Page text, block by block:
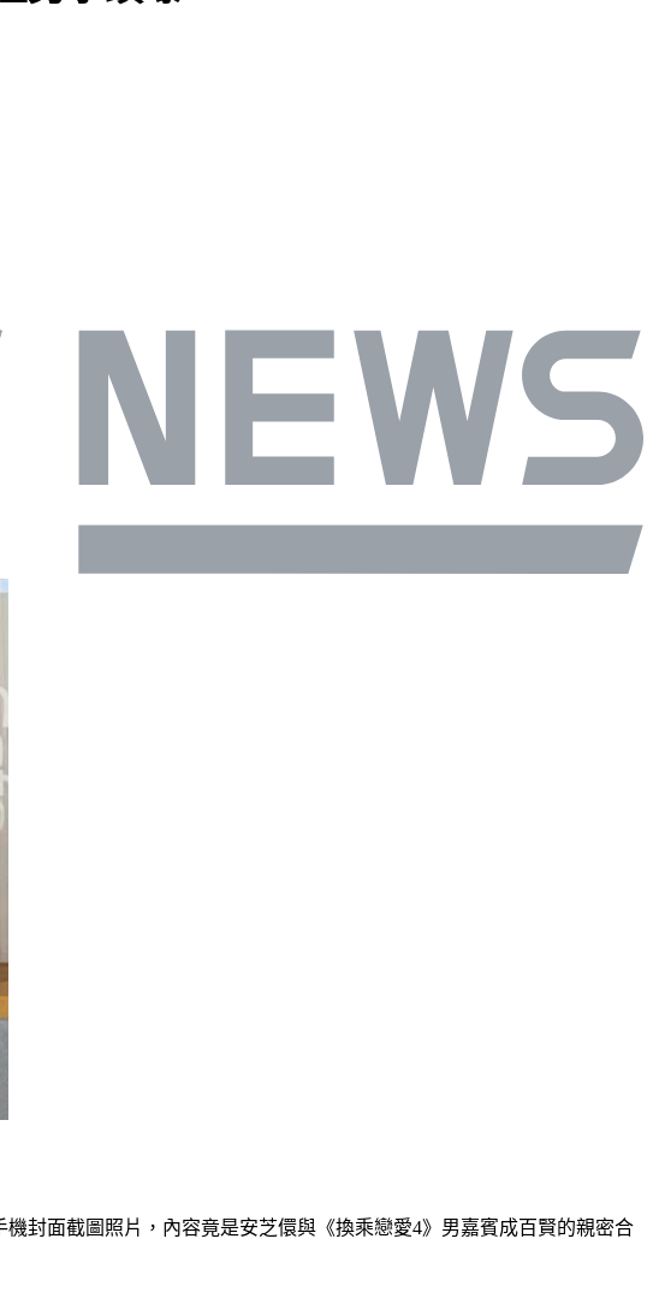
封面截圖照片，內容竟是安芝儇與《換乘戀愛4》男嘉賓成百賢的親密合